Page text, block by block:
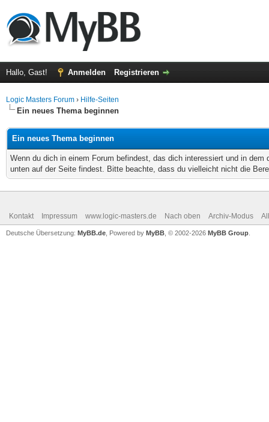
Hallo, Gast! Anmelden Registrieren
Logic Masters Forum › Hilfe-Seiten
Ein neues Thema beginnen
Ein neues Thema beginnen
Wenn du dich in einem Forum befindest, das dich interessiert und in
unten auf der Seite findest. Bitte beachte, dass du vielleicht nicht die
Kontakt Impressum www.logic-masters.de Nach oben Archiv-Modus
Deutsche Übersetzung: MyBB.de , Powered by MyBB , © 2002-2026 MyBB Group